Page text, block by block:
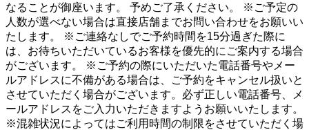
なることが御座います。 予めご了承ください。 ※ご予定の
人数が選べない場合は直接店舗までお問い合わせをお願いい
たします。 ※ご連絡なしでご予約時間を15分過ぎた際に
は、お待ちいただいているお客様を優先的にご案内する場合
がございます。 ※ご予約の際にいただいた電話番号やメー
ルアドレスに不備がある場合は、ご予約をキャンセル扱いと
させていただく場合がございます。必ず正しい電話番号、メ
ールアドレスをご入力いただきますようお願いいたします。
※混雑状況によってはご利用時間の制限をさせていただく場